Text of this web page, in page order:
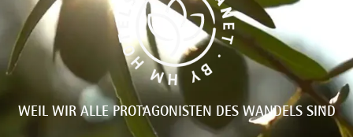
WEIL WIR ALLE PROTAGONISTEN DES WANDELS SIND